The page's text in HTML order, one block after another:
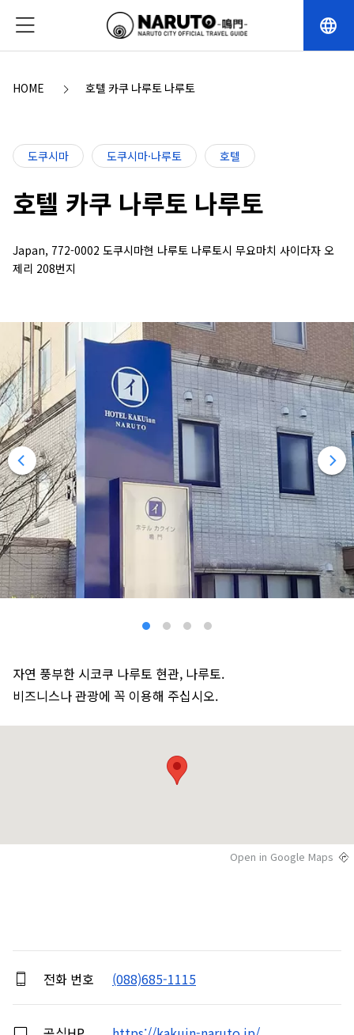
language
HOME 호텔 카쿠 나루토 나루토
도쿠시마 도쿠시마·나루토 호텔
호텔 카쿠 나루토 나루토
Japan, 772-0002 도쿠시마현 나루토 나루토시 무요마치 사이다자 오
제리 208번지
자연 풍부한 시코쿠 나루토 현관, 나루토.
비즈니스나 관광에 꼭 이용해 주십시오.
Open in Google Maps
전화 번호 (088)685-1115